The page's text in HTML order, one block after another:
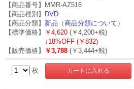
【商品番号】MMR-AZ516
【商品種別】 DVD
【商品分類】 新品 （商品分類について ）
【標準価格】
￥4,620 (￥4,200+税)
↓ 18%OFF (￥832)
【販売価格】
￥3,788 (￥3,444+税)
枚